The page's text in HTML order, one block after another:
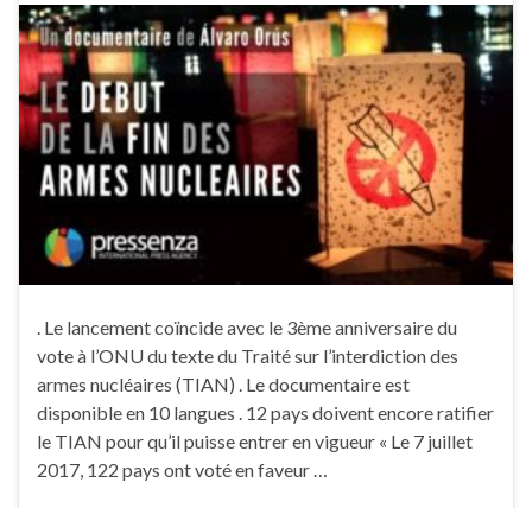
. Le lancement coïncide avec le 3ème anniversaire du
vote à l’ONU du texte du Traité sur l’interdiction des
armes nucléaires (TIAN) . Le documentaire est
disponible en 10 langues . 12 pays doivent encore ratifier
le TIAN pour qu’il puisse entrer en vigueur « Le 7 juillet
2017, 122 pays ont voté en faveur …